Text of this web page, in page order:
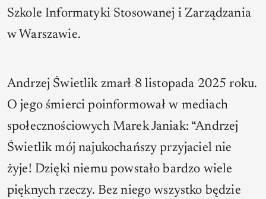
Szkole Informatyki Stosowanej i Zarządzania
w Warszawie.
Andrzej Świetlik zmarł 8 listopada 2025 roku.
O jego śmierci poinformował w mediach
społecznościowych Marek Janiak: “Andrzej
Świetlik mój najukochańszy przyjaciel nie
żyje! Dzięki niemu powstało bardzo wiele
pięknych rzeczy. Bez niego wszystko będzie